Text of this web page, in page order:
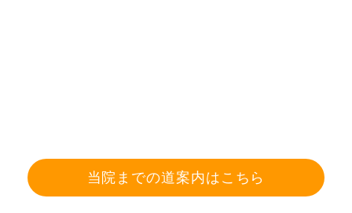
当院までの道案内はこちら